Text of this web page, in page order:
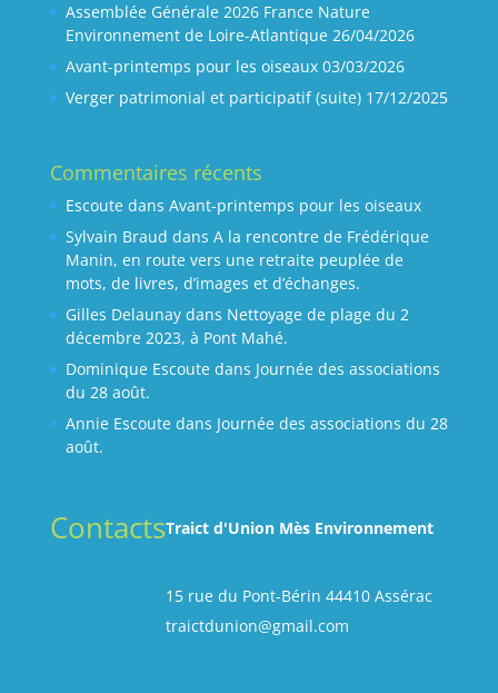
Assemblée Générale 2026 France Nature
Environnement de Loire-Atlantique 26/04/2026
Avant-printemps pour les oiseaux 03/03/2026
Verger patrimonial et participatif (suite) 17/12/2025
Commentaires récents
Escoutedans Avant-printemps pour les oiseaux
Sylvain Braud dans A la rencontre de Frédérique
Manin, en route vers une retraite peuplée de
mots, de livres, d’images et d’échanges.
Gilles Delaunaydans Nettoyage de plage du 2
décembre 2023, à Pont Mahé.
Dominique Escoutedans Journée des associations
du 28 août.
Annie Escoutedans Journée des associations du 28
août.
ContactsTraict d'Union Mès Environnement
15 rue du Pont-Bérin 44410 Assérac
traictdunion@gmail.com